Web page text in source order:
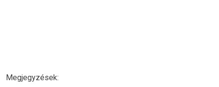
Megjegyzések: